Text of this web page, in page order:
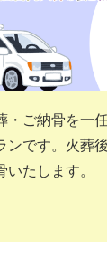
・ご納骨を一
ンです。火葬
いたします。